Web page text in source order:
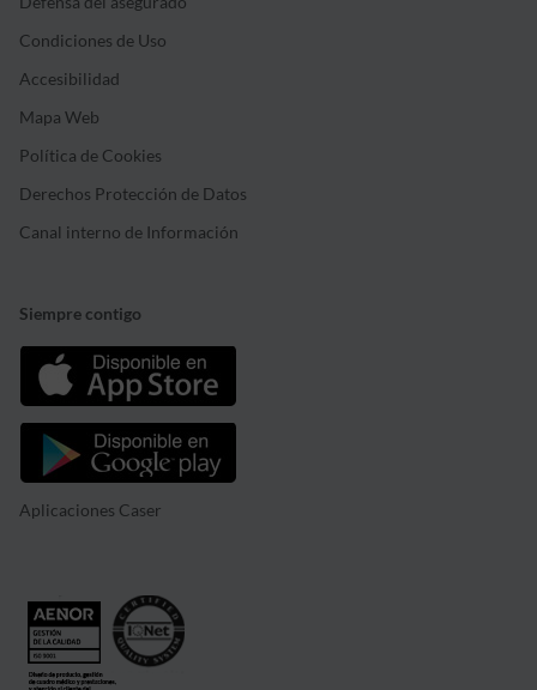
Condiciones de Uso
Accesibilidad
Mapa Web
Política de Cookies
Derechos Protección de Datos
Canal interno de Información
Siempre contigo
Aplicaciones Caser